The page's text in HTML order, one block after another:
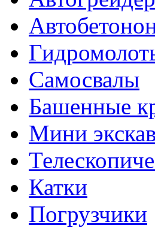
Самосвалы
Башенные
Мини
Катки
Погрузчики